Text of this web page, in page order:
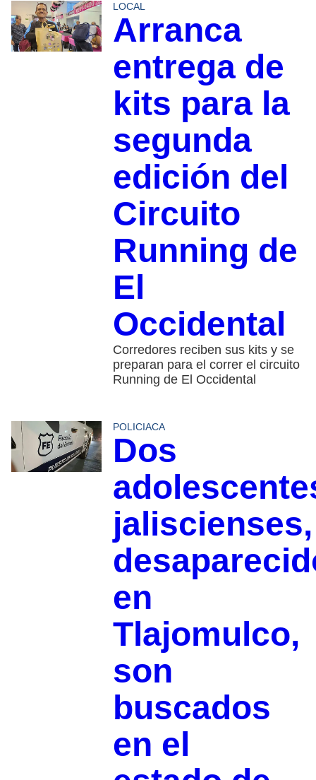
LOCAL
Arranca
entrega de
kits para la
segunda
edición del
Circuito
Running de
El
Occidental
Corredores reciben sus kits y se
preparan para el correr el circuito
Running de El Occidental
POLICIACA
Dos
jaliscienses,
en
Tlajomulco,
son
buscados
en el